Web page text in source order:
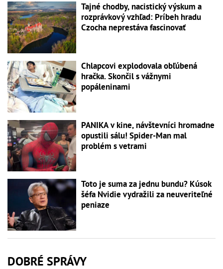
Tajné chodby, nacistický výskum a
rozprávkový vzhľad: Príbeh hradu
Czocha neprestáva fascinovať
Chlapcovi explodovala obľúbená
hračka. Skončil s vážnymi
popáleninami
PANIKA v kine, návštevníci hromadne
opustili sálu! Spider-Man mal
problém s vetrami
Toto je suma za jednu bundu? Kúsok
šéfa Nvidie vydražili za neuveriteľné
peniaze
DOBRÉ SPRÁVY